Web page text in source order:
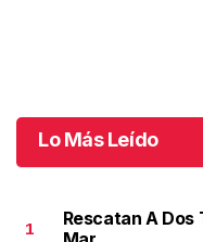
Lo Más Leído
1
Rescatan A Dos